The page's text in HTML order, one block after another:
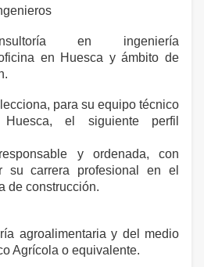
en ingeniería
en Huesca y ámbito de
para su equipo técnico
el siguiente perfil
y ordenada, con
su carrera profesional en el
de construcción.
agroalimentaria y del medio
Agrícola o equivalente.